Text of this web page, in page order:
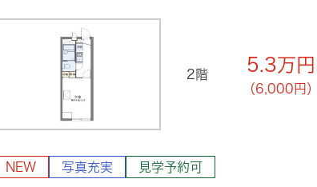
2階 5.3万円
（6,000円）
NEW 写真充実 見学予約可